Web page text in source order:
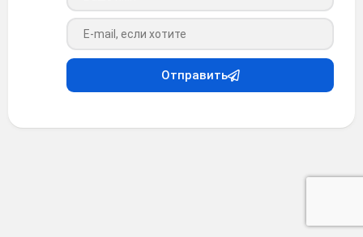
Ваш e-mail
Отправить